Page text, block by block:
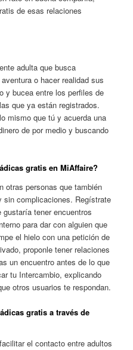
de esas relaciones
adulta que busca
o hacer realidad sus
y bucea entre los perfiles de
que ya están registrados.
mismo que tú y acuerda una
de por medio y buscando
gratis en MiAffaire?
otras personas que también
sin complicaciones. Regístrate
tener encuentros
para dar con alguien que
el hielo con una petición de
proponle tener relaciones
un encuentro antes de lo que
tu Intercambio, explicando
otros usuarios te respondan.
gratis a través de
el contacto entre adultos